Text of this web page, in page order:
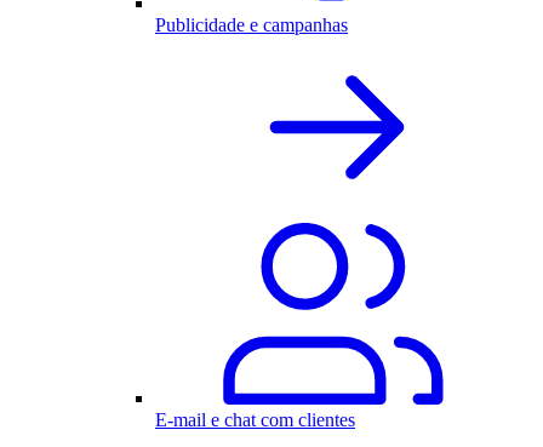
Publicidade e campanhas
E-mail e chat com clientes